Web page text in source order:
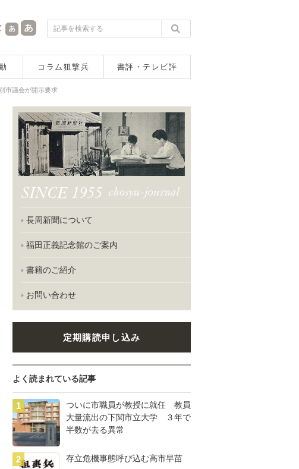
コラム狙撃兵 書評・テレビ評
市議会が開示要求
長周新聞について
福田正義記念館のご案内
書籍のご紹介
お問い合わせ
定期購読申し込み
よく読まれている記事
ついに市職員が教授に就任 教員
大量流出の下関市立大学 ３年で
半数が去る異常
存立危機事態呼び込む高市早苗